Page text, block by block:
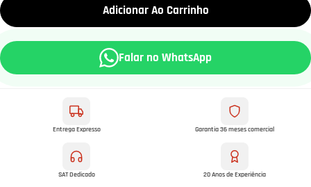
Adicionar Ao Carrinho
Falar no WhatsApp
Entrega Expresso Garantia 36 meses comercial
SAT Dedicado 20 Anos de Experiência